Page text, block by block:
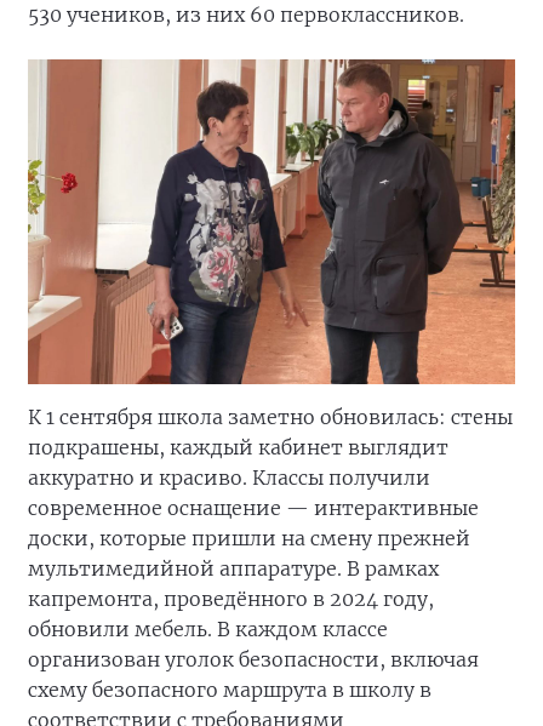
530 учеников, из них 60 первоклассников.
К 1 сентября школа заметно обновилась: стены
подкрашены, каждый кабинет выглядит
аккуратно и красиво. Классы получили
современное оснащение — интерактивные
доски, которые пришли на смену прежней
мультимедийной аппаратуре. В рамках
капремонта, проведённого в 2024 году,
обновили мебель. В каждом классе
организован уголок безопасности, включая
схему безопасного маршрута в школу в
соответствии с требованиями